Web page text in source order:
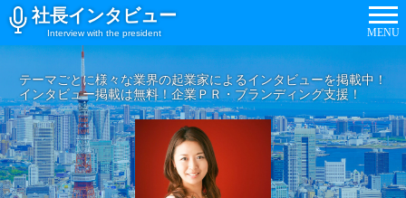
社長インタビュー
Interview with the president MENU
テーマごとに様々な業界の起業家によるインタビューを掲載中！
インタビュー掲載は無料！企業ＰＲ・ブランディング支援！